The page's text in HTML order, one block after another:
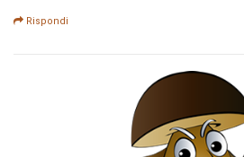
Rispondi